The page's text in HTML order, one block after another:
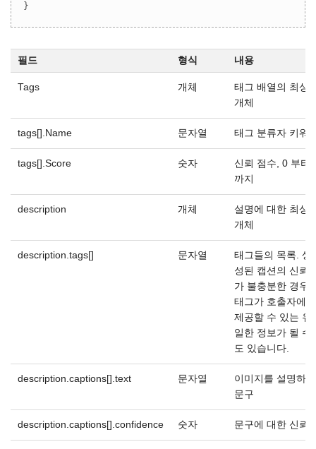
}
필드 형식 내용
Tags 개체
태그 배열의 최상
개체
tags[].Name 문자열 태그 분류자 키워
tags[].Score 숫자
신뢰 점수, 0 부터
까지
description 개체
설명에 대한 최상
개체
description.tags[] 문자열
태그들의 목록. 생
성된 캡션의 신뢰
가 불충분한 경우,
태그가 호출자에게
제공할 수 있는 유
일한 정보가 될 수
도 있습니다.
description.captions[].text 문자열
이미지를 설명하는
문구
description.captions[].confidence 숫자 문구에 대한 신뢰